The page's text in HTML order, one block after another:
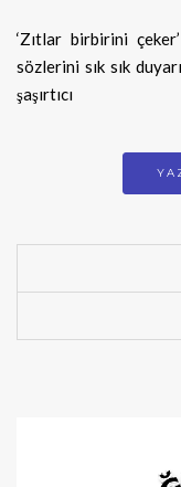
‘Zıtlar birbirini
sözlerini sık sık
şaşırtıcı